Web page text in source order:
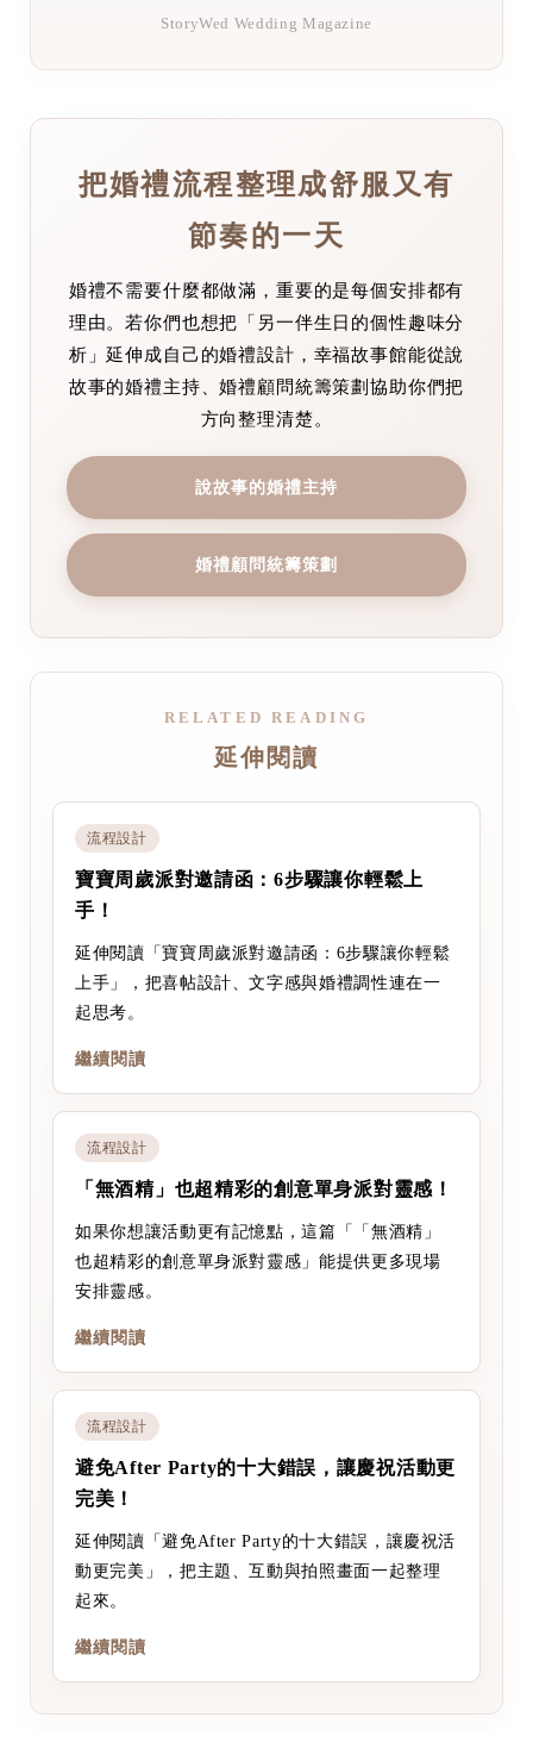
StoryWed Wedding Magazine
把婚禮流程整理成舒服又有
節奏的一天
婚禮不需要什麼都做滿，重要的是每個安排都有
理由。若你們也想把「另一伴生日的個性趣味分
析」延伸成自己的婚禮設計，幸福故事館能從說
故事的婚禮主持、婚禮顧問統籌策劃協助你們把
方向整理清楚。
說故事的婚禮主持
婚禮顧問統籌策劃
RELATED READING
延伸閱讀
流程設計
寶寶周歲派對邀請函：6步驟讓你輕鬆上
手！
延伸閱讀「寶寶周歲派對邀請函：6步驟讓你輕鬆
上手」，把喜帖設計、文字感與婚禮調性連在一
起思考。
繼續閱讀
流程設計
「無酒精」也超精彩的創意單身派對靈感！
如果你想讓活動更有記憶點，這篇「「無酒精」
也超精彩的創意單身派對靈感」能提供更多現場
安排靈感。
繼續閱讀
流程設計
避免After Party的十大錯誤，讓慶祝活動更
完美！
延伸閱讀「避免After Party的十大錯誤，讓慶祝活
動更完美」，把主題、互動與拍照畫面一起整理
起來。
繼續閱讀